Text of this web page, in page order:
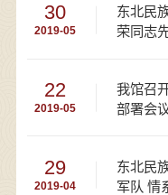
30
2019-05
东北民
荣同志
22
2019-05
我馆召
部署会
29
2019-04
东北民
军队 情